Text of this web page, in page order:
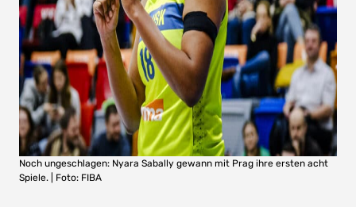
Noch ungeschlagen: Nyara Sabally gewann mit Prag ihre ersten acht
Spiele. | Foto: FIBA